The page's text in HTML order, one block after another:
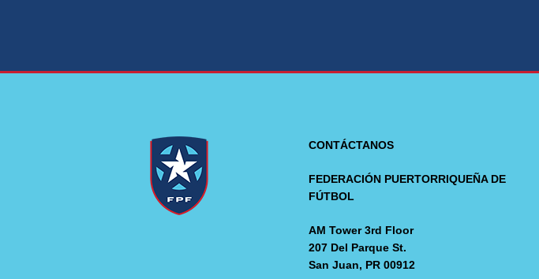
CONTÁCTANOS
FEDERACIÓN PUERTORRIQUEÑA DE
FÚTBOL
AM Tower 3rd Floor
207 Del Parque St.
San Juan, PR 00912